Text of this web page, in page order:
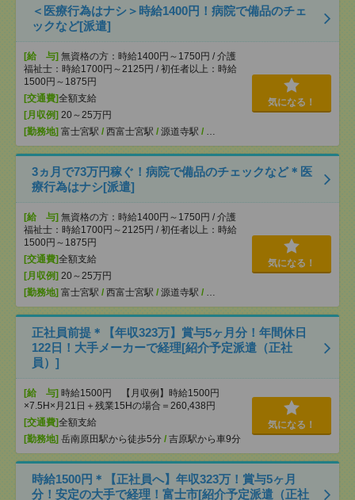
＜医療行為はナシ＞時給1400円！病院で備品のチェ
ックなど[派遣]
[給 与] 無資格の方：時給1400円～1750円 / 介護
福祉士：時給1700円～2125円 / 初任者以上：時給
1500円～1875円
[交通費]全額支給
[月収例] 20～25万円
[勤務地] 富士宮駅 / 西富士宮駅 / 源道寺駅 / …
気になる！
3ヵ月で73万円稼ぐ！病院で備品のチェックなど＊医
療行為はナシ[派遣]
[給 与] 無資格の方：時給1400円～1750円 / 介護
福祉士：時給1700円～2125円 / 初任者以上：時給
1500円～1875円
[交通費]全額支給
[月収例] 20～25万円
[勤務地] 富士宮駅 / 西富士宮駅 / 源道寺駅 / …
気になる！
正社員前提＊【年収323万】賞与5ヶ月分！年間休日
122日！大手メーカーで経理[紹介予定派遣（正社
員）]
[給 与] 時給1500円 【月収例】時給1500円
×7.5H×月21日＋残業15Hの場合＝260,438円
[交通費]全額支給
[勤務地] 岳南原田駅から徒歩5分 / 吉原駅から車9分
気になる！
時給1500円＊【正社員へ】年収323万！賞与5ヶ月
分！安定の大手で経理！富士市[紹介予定派遣（正社